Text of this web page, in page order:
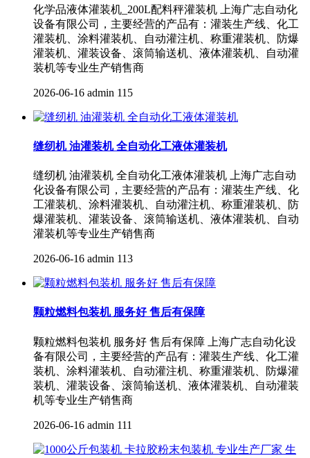
化学品液体灌装机_200L配料秤灌装机 上海广志自动化
设备有限公司，主要经营的产品有：灌装生产线、化工
灌装机、涂料灌装机、自动灌注机、称重灌装机、防爆
灌装机、灌装设备、滚筒输送机、液体灌装机、自动灌
装机等专业生产销售商
2026-06-16 admin 115
缝纫机 油灌装机 全自动化工液体灌装机
缝纫机 油灌装机 全自动化工液体灌装机 上海广志自动
化设备有限公司，主要经营的产品有：灌装生产线、化
工灌装机、涂料灌装机、自动灌注机、称重灌装机、防
爆灌装机、灌装设备、滚筒输送机、液体灌装机、自动
灌装机等专业生产销售商
2026-06-16 admin 113
颗粒燃料包装机 服务好 售后有保障
颗粒燃料包装机 服务好 售后有保障 上海广志自动化设
备有限公司，主要经营的产品有：灌装生产线、化工灌
装机、涂料灌装机、自动灌注机、称重灌装机、防爆灌
装机、灌装设备、滚筒输送机、液体灌装机、自动灌装
机等专业生产销售商
2026-06-16 admin 111